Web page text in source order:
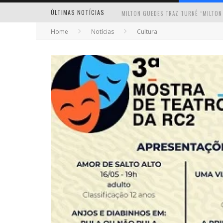
ÚLTIMAS NOTÍCIAS MILTON GUEDES TRAZ TURNÊ
Home Notícias Cultura